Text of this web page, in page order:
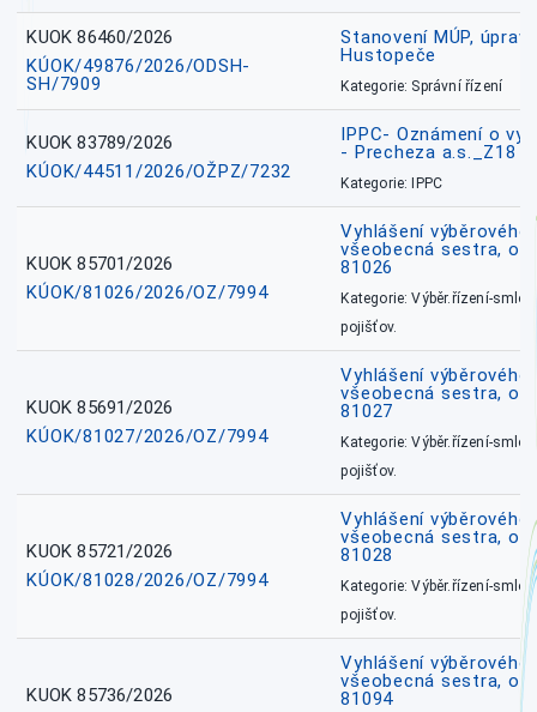
KUOK 86460/2026
KÚOK/49876/2026/ODSH-
SH/7909
Stanovení MÚP,
Hustopeče
Kategorie: Správní řízení
KUOK 83789/2026
KÚOK/44511/2026/OŽPZ/7232
IPPC- Oznámení o
- Precheza a.s._Z18
Kategorie: IPPC
KUOK 85701/2026
KÚOK/81026/2026/OZ/7994
Vyhlášení
všeobecná sestra,
81026
Kategorie: Výběr.řízení-
pojišťov.
KUOK 85691/2026
KÚOK/81027/2026/OZ/7994
Vyhlášení
všeobecná sestra,
81027
Kategorie: Výběr.řízení-
pojišťov.
KUOK 85721/2026
KÚOK/81028/2026/OZ/7994
Vyhlášení
všeobecná sestra,
81028
Kategorie: Výběr.řízení-
pojišťov.
KUOK 85736/2026
Vyhlášení
všeobecná sestra,
81094